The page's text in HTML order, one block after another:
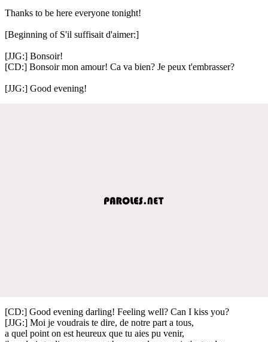
Thanks to be here everyone tonight!
[Beginning of S'il suffisait d'aimer:]
[JJG:] Bonsoir!
[CD:] Bonsoir mon amour! Ca va bien? Je peux t'embrasser?
[JJG:] Good evening!
[CD:] Good evening darling! Feeling well? Can I kiss you?
[JJG:] Moi je voudrais te dire, de notre part a tous,
a quel point on est heureux que tu aies pu venir,